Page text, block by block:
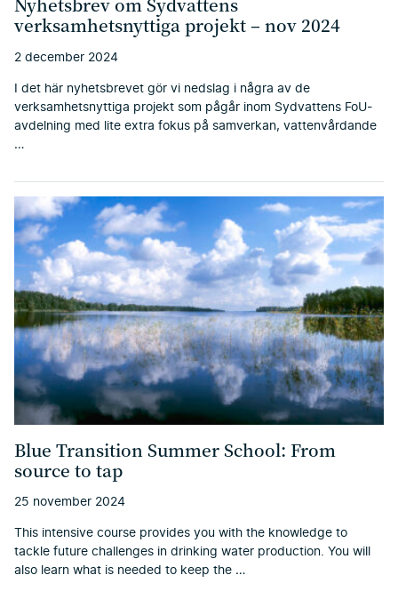
verksamhetsnyttiga projekt – nov 2024
2 december 2024
I det här nyhetsbrevet gör vi nedslag i några av de
verksamhetsnyttiga projekt som pågår inom Sydvattens FoU-
avdelning med lite extra fokus på samverkan, vattenvårdande
…
Blue Transition Summer School: From
source to tap
25 november 2024
This intensive course provides you with the knowledge to
tackle future challenges in drinking water production. You will
also learn what is needed to keep the …